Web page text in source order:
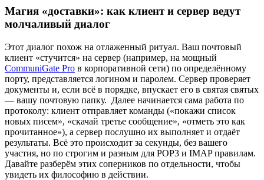
Магия «доставки»: как клиент и сервер ведут
молчаливый диалог
Этот диалог похож на отлаженный ритуал. Ваш почтовый
клиент «стучится» на сервер (например, на мощный
CommuniGate Pro в корпоративной сети) по определённому
порту, представляется логином и паролем. Сервер проверяет
документы и, если всё в порядке, впускает его в святая святых
— вашу почтовую папку. Далее начинается сама работа по
протоколу: клиент отправляет команды («покажи список
новых писем», «скачай третье сообщение», «отметь это как
прочитанное»), а сервер послушно их выполняет и отдаёт
результаты. Всё это происходит за секунды, без вашего
участия, но по строгим и разным для POP3 и IMAP правилам.
Давайте разберём этих соперников по отдельности, чтобы
увидеть их философию в действии.